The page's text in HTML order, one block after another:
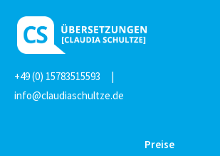
Inhalt
springen
+49 (0) 15783515593 |
info@claudiaschultze.de
Preise